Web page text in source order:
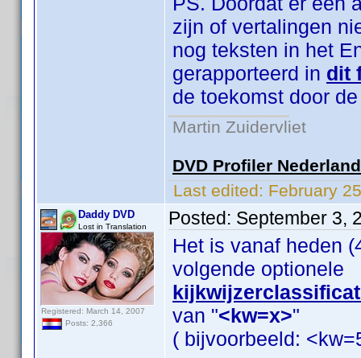
zijn of vertalingen
nog teksten in het
gerapporteerd in dit
de toekomst door
Martin Zuidervliet
DVD Profiler
Last edited: February
Daddy DVD
Lost in Translation
Registered: March 14, 2007
Posts: 2,366
Posted: September 3,
Het is vanaf heden
volgende optionele
van "<kw=x>"
( bijvoorbeeld: